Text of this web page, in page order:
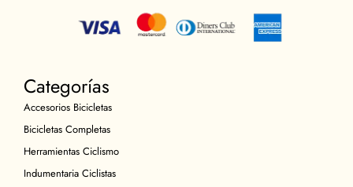
Categorías
Accesorios Bicicletas
Bicicletas Completas
Herramientas Ciclismo
Indumentaria Ciclistas